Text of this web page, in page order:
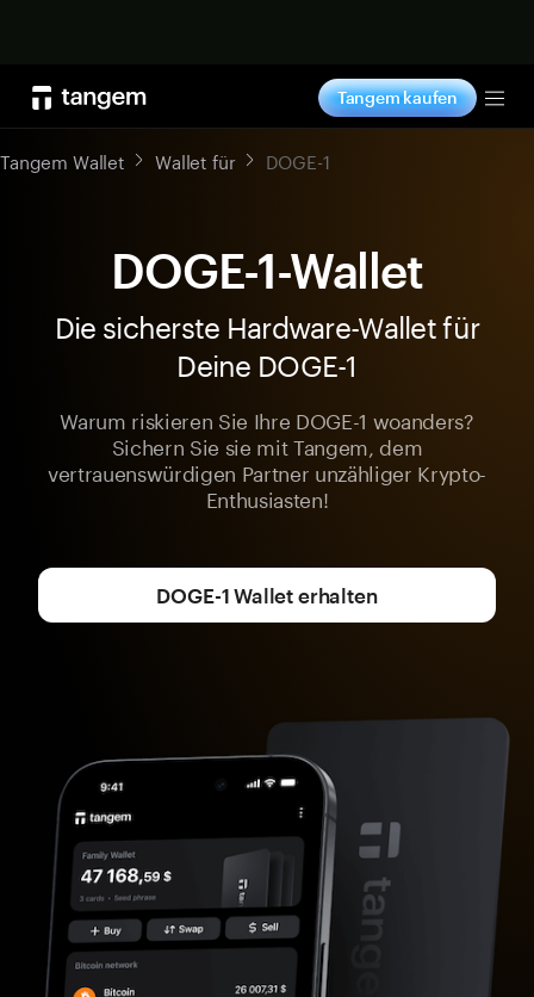
Tangem kaufen
Tangem Wallet Wallet für DOGE-1
DOGE-1-Wallet
Die sicherste Hardware-Wallet für
Deine DOGE-1
Warum riskieren Sie Ihre DOGE-1 woanders?
Sichern Sie sie mit Tangem, dem
vertrauenswürdigen Partner unzähliger Krypto-
Enthusiasten!
DOGE-1 Wallet erhalten